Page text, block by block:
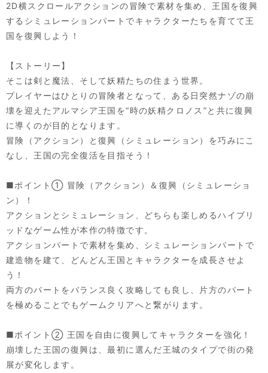
2D横スクロールアクションの冒険で素材を集め、王国を復興
するシミュレーションパートでキャラクターたちを育てて王
国を復興しよう！
【ストーリー】
そこは剣と魔法、そして妖精たちの住まう世界。
プレイヤーはひとりの冒険者となって、ある日突然ナゾの崩
壊を迎えたアルマシア王国を“時の妖精クロノス”と共に復興
に導くのが目的となります。
冒険（アクション）と復興（シミュレーション）を巧みにこ
なし、王国の完全復活を目指そう！
■ポイント① 冒険（アクション）＆復興（シミュレーショ
ン）！
アクションとシミュレーション、どちらも楽しめるハイブリ
ッドなゲーム性が本作の特徴です。
アクションパートで素材を集め、シミュレーションパートで
建造物を建て、どんどん王国とキャラクターを成長させよ
う！
両方のパートをバランス良く攻略しても良し、片方のパート
を極めることでもゲームクリアへと繋がります。
■ポイント② 王国を自由に復興してキャラクターを強化！
崩壊した王国の復興は、最初に選んだ王城のタイプで街の発
展が変化します。